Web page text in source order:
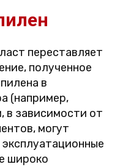
переставляет
полученное
в
(например,
в зависимости от
могут
широко